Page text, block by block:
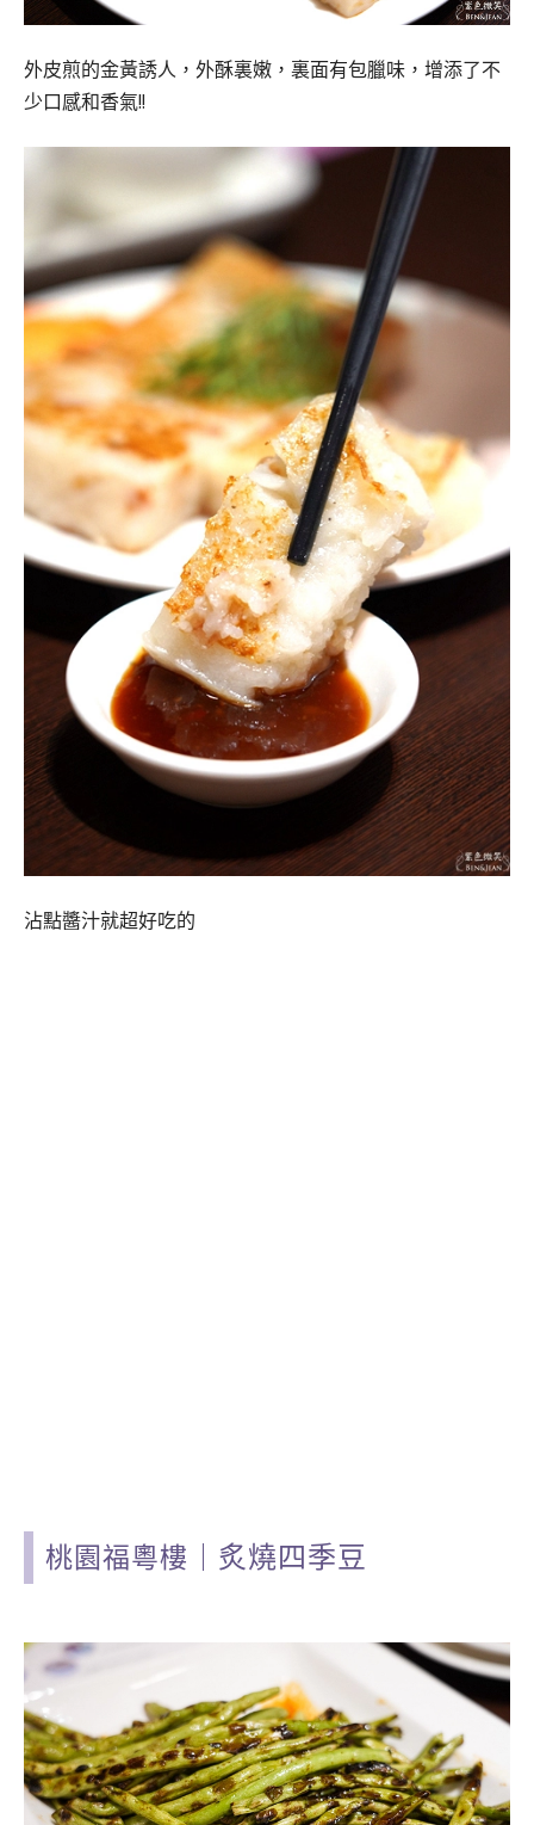
外皮煎的金黃誘人，外酥裏嫩，裏面有包臘味，增添了不
少口感和香氣!!
沾點醬汁就超好吃的
桃園福粵樓 炙燒四季豆